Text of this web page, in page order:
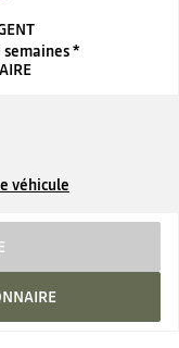
*
véhicule